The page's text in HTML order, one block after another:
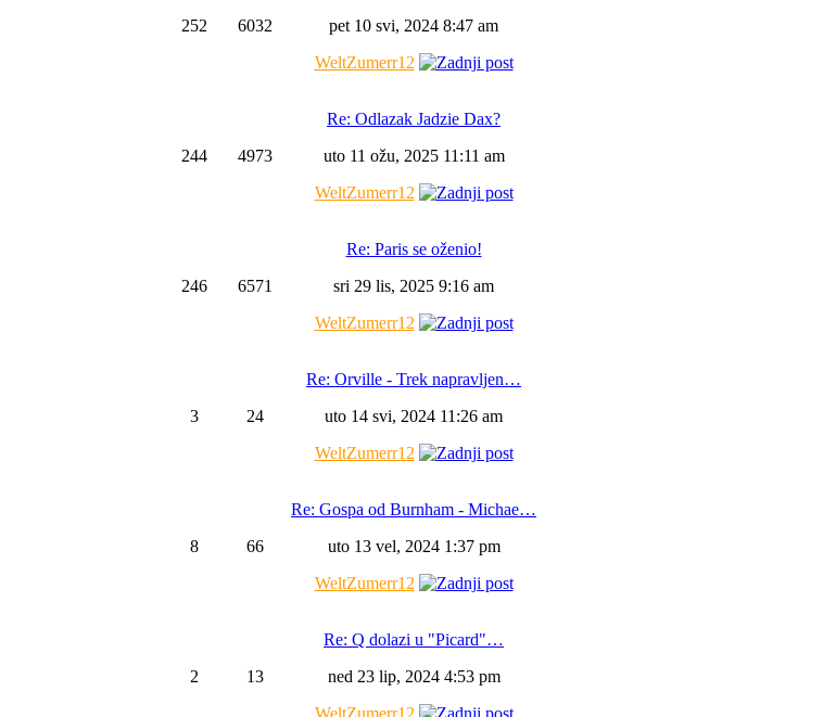
252 6032
pet 10 svi, 2024 8:47 am
WeltZumerr12
244 4973
Re: Odlazak Jadzie Dax?
uto 11 ožu, 2025 11:11 am
WeltZumerr12
246 6571
Re: Paris se oženio!
sri 29 lis, 2025 9:16 am
WeltZumerr12
3 24
Re: Orville - Trek napravljen…
uto 14 svi, 2024 11:26 am
WeltZumerr12
8 66
Re: Gospa od Burnham - Michae…
uto 13 vel, 2024 1:37 pm
WeltZumerr12
2 13
Re: Q dolazi u "Picard"…
ned 23 lip, 2024 4:53 pm
WeltZumerr12